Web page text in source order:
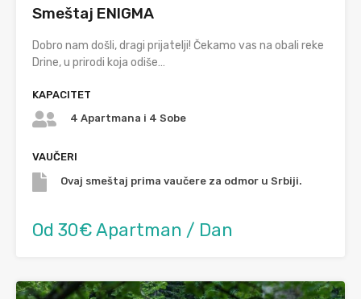
Smeštaj ENIGMA
Dobro nam došli, dragi prijatelji! Čekamo vas na obali reke
Drine, u prirodi koja odiše…
KAPACITET
4 Apartmana i 4 Sobe
VAUČERI
Ovaj smeštaj prima vaučere za odmor u Srbiji.
Od 30€ Apartman / Dan